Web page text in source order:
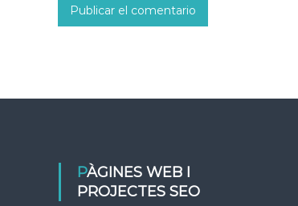
PÀGINES WEB I
PROJECTES SEO